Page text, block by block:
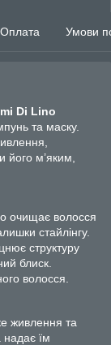
Оплата Умови
Di Lino
та маску.
його м’яким,
очищає волосся
стайлінгу.
структуру
блиск.
волосся.
живлення та
надає їм